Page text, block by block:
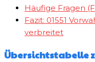
Häufige Fragen
Fazit: 01551
verbreitet
Übersichtstabelle